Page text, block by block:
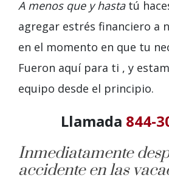
A menos que y hastatú
agregar estrés financiero a
en el momento en que tu
Fueron aquípara ti , y
equipo desde el principio.
Llamada 844-
Inmediatamente
accidente en las